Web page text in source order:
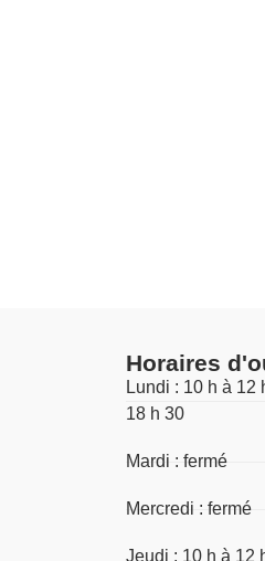
Horaires
Lundi : 10 h à 12
18 h 30
Mardi : fermé
Mercredi : fermé
Jeudi : 10 h à 12